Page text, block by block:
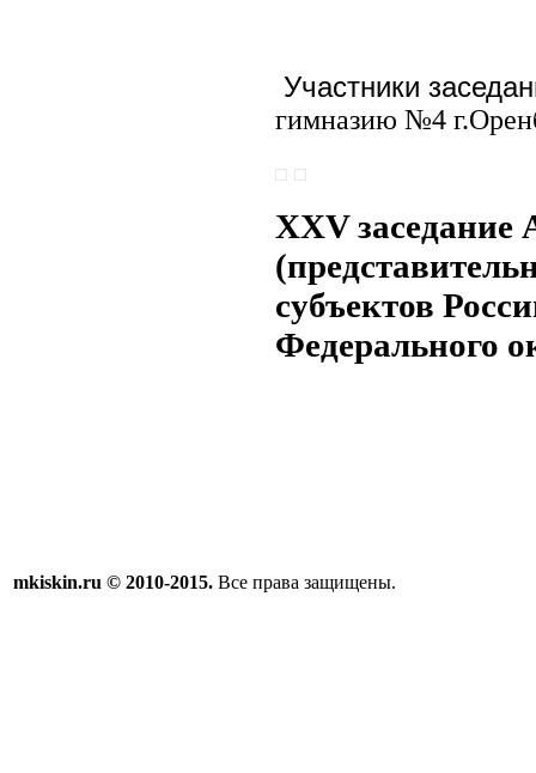
Участники
гимназию №4
XXV заседание
субъектов
Федерального
mkiskin.ru © 2010-2015. Все права защищены.